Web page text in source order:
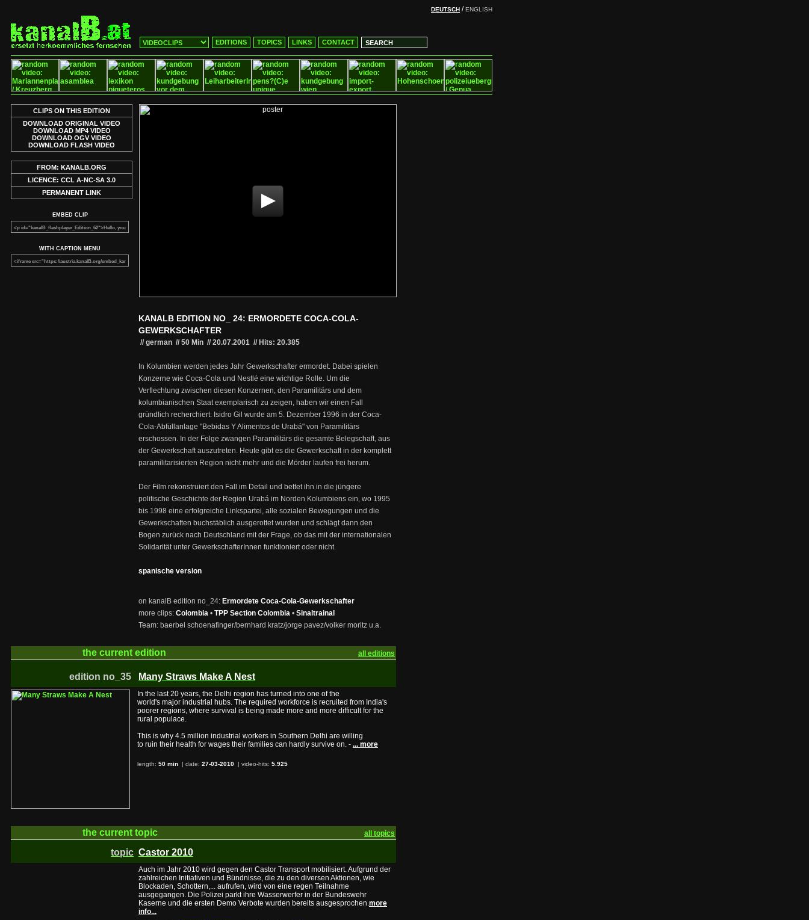
DEUTSCH /ENGLISH
EDITIONS TOPICS LINKS CONTACT
CLIPS ON THIS EDITION
DOWNLOAD ORIGINAL VIDEO
DOWNLOAD MP4 VIDEO
DOWNLOAD OGV VIDEO
DOWNLOAD FLASH VIDEO
FROM: KANALB.ORG
LICENCE: CCL A-NC-SA 3.0
PERMANENT LINK
EMBED CLIP
WITH CAPTION MENU
KANALB EDITION NO_ 24: ERMORDETE COCA-COLA-
GEWERKSCHAFTER
// german // 50 Min // 20.07.2001 // Hits: 20.385
In Kolumbien werden jedes Jahr Gewerkschafter ermordet. Dabei spielen
Konzerne wie Coca-Cola und Nestlé eine wichtige Rolle. Um die
Verflechtung zwischen diesen Konzernen, den Paramilitärs und dem
kolumbianischen Staat exemplarisch zu zeigen, haben wir einen Fall
gründlich recherchiert: Isidro Gil wurde am 5. Dezember 1996 in der Coca-
Cola-Abfüllanlage "Bebidas Y Alimentos de Urabá" von Paramilitärs
erschossen. In der Folge zwangen Paramilitärs die gesamte Belegschaft, aus
der Gewerkschaft auszutreten. Heute gibt es die Gewerkschaft in der komplett
paramilitarisierten Region nicht mehr und die Mörder laufen frei herum.
Der Film rekonstruiert den Fall im Detail und bettet ihn in die jüngere
politische Geschichte der Region Urabá im Norden Kolumbiens ein, wo 1995
bis 1998 eine erfolgreiche Linkspartei, alle sozialen Bewegungen und die
Gewerkschaften buchstäblich ausgerottet wurden und schlägt dann den
Bogen zurück nach Deutschland mit der Frage, ob das mit der internationalen
Solidarität unter GewerkschafterInnen funktioniert oder nicht.
spanische version
on kanalB edition no_24: Ermordete Coca-Cola-Gewerkschafter
more clips: Colombia • TPP Section Colombia • Sinaltrainal
Team: baerbel schoenafinger/bernhard kratz/jorge pavez/volker moritz u.a.
the current edition all editions
edition no_35 Many Straws Make A Nest
In the last 20 years, the Delhi region has turned into one of the
world's major industrial hubs. The required workforce is recruited from India's
poorer regions, where survival is being made more and more difficult for the
rural populace.
This is why 4.5 million industrial workers in Southern Delhi are willing
to ruin their health for wages their families can hardly survive on. - ... more
length: 50 min | date: 27-03-2010 | video-hits: 5.925
the current topic all topics
topic Castor 2010
Auch im Jahr 2010 wird gegen den Castor Transport mobilisiert. Aufgrund der
zahlreichen Initiativen und Bündnisse, die zu den diversen Aktionen, wie
Blockaden, Schottern,... aufrufen, wird von eine regen Teilnahme
ausgegangen. Die Polizei parkt ihre Wasserwerfer in der Bundeswehr
Kaserne und die ersten Demo Verbote wurden bereits ausgesprochen.more
info...